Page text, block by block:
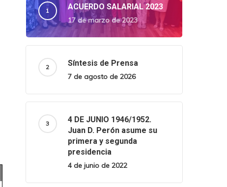
ACUERDO SALARIAL 2023
17 de marzo de 2023
Síntesis de Prensa
7 de agosto de 2026
4 DE JUNIO 1946/1952.
Juan D. Perón asume su
primera y segunda
presidencia
4 de junio de 2022